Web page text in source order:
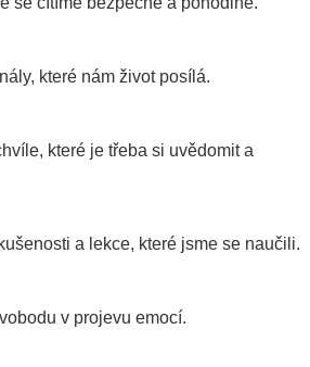
které nám život posílá.
které je třeba si uvědomit a
a lekce, které jsme se naučili.
v projevu emocí.